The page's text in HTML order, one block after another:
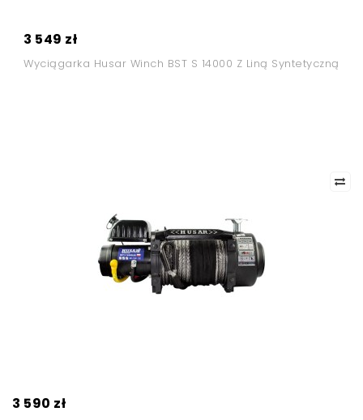
3 549 zł
Wyciągarka Husar Winch BST S 14000 Z Liną Syntetyczną
3 590 zł